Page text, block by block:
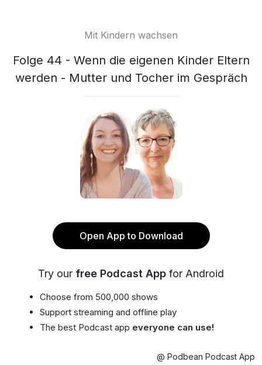
Mit Kindern wachsen
Folge 44 - Wenn die eigenen Kinder Eltern
werden - Mutter und Tocher im Gespräch
Open App to Download
Try our free Podcast App for Android
Choose from 500,000 shows
Support streaming and offline play
The best Podcast app everyone can use!
@ Podbean Podcast App